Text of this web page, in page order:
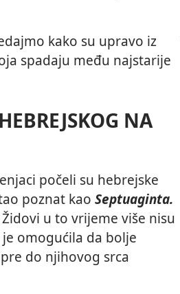
kako su upravo iz
spadaju među najstarije
NA
počeli su hebrejske
poznat kao Septuaginta.
u to vrijeme više nisu
omogućila da bolje
do njihovog srca